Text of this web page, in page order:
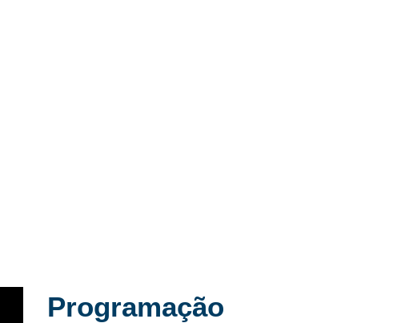
Programação